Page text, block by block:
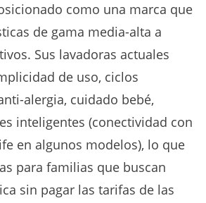
como una marca que
de gama media-alta a
Sus lavadoras actuales
de uso, ciclos
alergia, cuidado bebé,
inteligentes (conectividad con
en algunos modelos), lo que
para familias que buscan
sin pagar las tarifas de las